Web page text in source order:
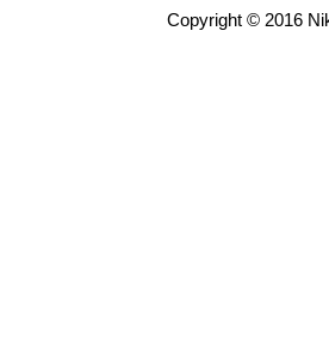
Copyright © 2016